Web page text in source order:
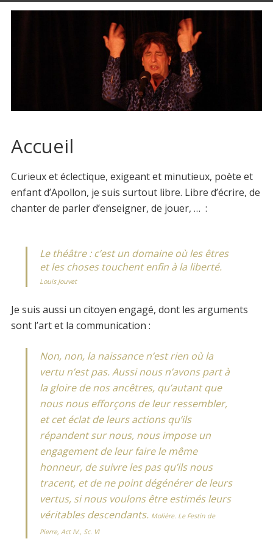
Accueil
Curieux et éclectique, exigeant et minutieux, poète et
enfant d’Apollon, je suis surtout libre. Libre d’écrire, de
chanter de parler d’enseigner, de jouer, … :
Le théâtre : c’est un domaine où les êtres
et les choses touchent enfin à la liberté.
Louis Jouvet
Je suis aussi un citoyen engagé, dont les arguments
sont l’art et la communication :
Non, non, la naissance n’est rien où la
vertu n’est pas. Aussi nous n’avons part à
la gloire de nos ancêtres, qu’autant que
nous nous efforçons de leur ressembler,
et cet éclat de leurs actions qu’ils
répandent sur nous, nous impose un
engagement de leur faire le même
honneur, de suivre les pas qu’ils nous
tracent, et de ne point dégénérer de leurs
vertus, si nous voulons être estimés leurs
véritables descendants. Molière. Le Festin de
Pierre, Act IV., Sc. VI